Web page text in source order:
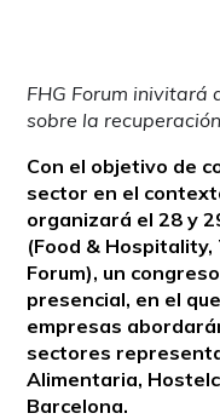
FHG Forum inivitará
sobre la
Con el objetivo de
sector en el
organizará el 28 y
(Food &
Forum), un
presencial, en el
empresas
sectores
Alimentaria,
Barcelona.